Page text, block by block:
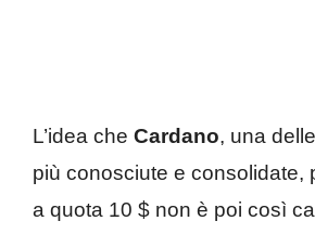
L’idea che Cardano, una
più conosciute e consolidate,
a quota 10 $ non è poi così